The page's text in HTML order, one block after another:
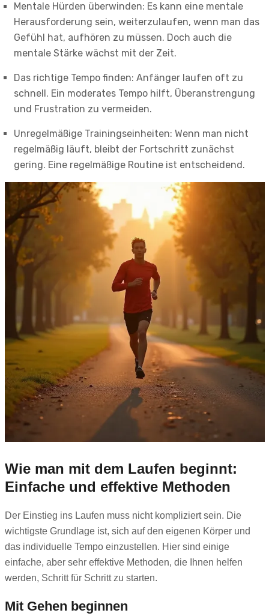
Mentale Hürden überwinden: Es kann eine mentale
Herausforderung sein, weiterzulaufen, wenn man das
Gefühl hat, aufhören zu müssen. Doch auch die
mentale Stärke wächst mit der Zeit.
Das richtige Tempo finden: Anfänger laufen oft zu
schnell. Ein moderates Tempo hilft, Überanstrengung
und Frustration zu vermeiden.
Unregelmäßige Trainingseinheiten: Wenn man nicht
regelmäßig läuft, bleibt der Fortschritt zunächst
gering. Eine regelmäßige Routine ist entscheidend.
Wie man mit dem Laufen beginnt:
Einfache und effektive Methoden
Der Einstieg ins Laufen muss nicht kompliziert sein. Die
wichtigste Grundlage ist, sich auf den eigenen Körper und
das individuelle Tempo einzustellen. Hier sind einige
einfache, aber sehr effektive Methoden, die Ihnen helfen
werden, Schritt für Schritt zu starten.
Mit Gehen beginnen